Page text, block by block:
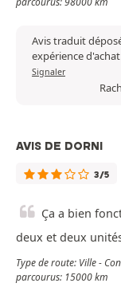
Avis traduit
expérience
Signaler
AVIS DE DORNI
3/5
Ça a bien
deux et deux
Type de route: Ville -
parcourus: 15000 km